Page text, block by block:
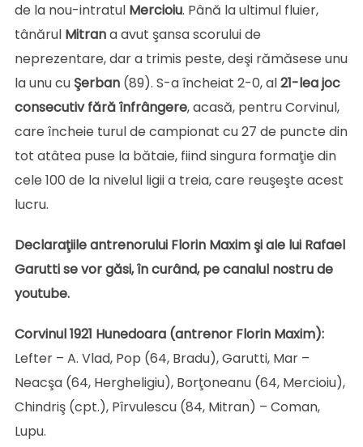
de la nou-intratul Mercioiu. Până la ultimul fluier,
tânărul Mitrana avut şansa scorului de
neprezentare, dar a trimis peste, deşi rămăsese unu
la unu cu Şerban(89). S-a încheiat 2-0, al21-lea joc
consecutiv fără înfrângere, acasă, pentru Corvinul,
care încheie turul de campionat cu 27 de puncte din
tot atâtea puse la bătaie, fiind singura formaţie din
cele 100 de la nivelul ligii a treia, care reuşeşte acest
lucru.
Declaraţiile antrenorului Florin Maxim şi ale lui Rafael
Garutti se vor găsi, în curând, pe canalul nostru de
youtube.
Corvinul 1921 Hunedoara (antrenor Florin Maxim):
Lefter – A. Vlad, Pop (64, Bradu), Garutti, Mar –
Neacşa (64, Hergheligiu), Borţoneanu (64, Mercioiu),
Chindriş (cpt.), Pîrvulescu (84, Mitran) – Coman,
Lupu.